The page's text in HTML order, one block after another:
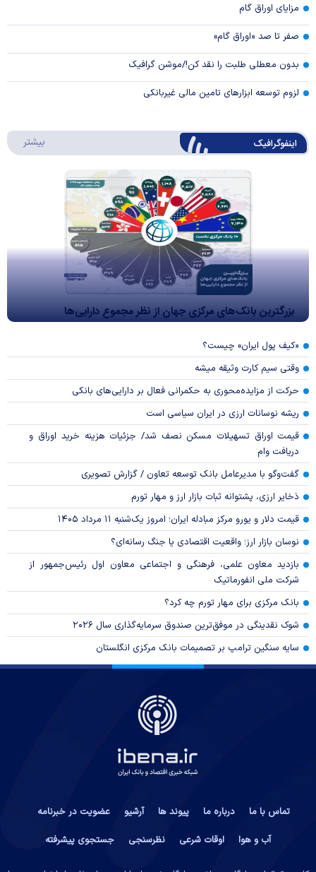
مزایای اوراق گام
صفر تا صد «اوراق گام»
بدون معطلی طلبت را نقد کن!/موشن گرافیک
لزوم توسعه ابزارهای تامین مالی غیربانکی
اینفوگرافیک بیشتر
بزرگترین بانک‌های مرکزی جهان از نظر مجموع دارایی‌ها
«کیف پول ایران» چیست؟
وقتی سیم کارت وثیقه میشه
حرکت از مزایده‌محوری به حکمرانی فعال بر دارایی‌های بانکی
ریشه نوسانات ارزی در ایران سیاسی است
قیمت اوراق تسهیلات مسکن نصف شد/ جزئیات هزینه خرید اوراق و
دریافت وام
گفت‌وگو با مدیرعامل بانک توسعه تعاون / گزارش تصویری
ذخایر ارزی، پشتوانه ثبات بازار ارز و مهار تورم
قیمت دلار و یورو مرکز مبادله ایران؛ امروز یک‌شنبه ۱۱ مرداد ۱۴۰۵
نوسان بازار ارز؛ واقعیت اقتصادی یا جنگ رسانه‌ای؟
بازدید معاون علمی، فرهنگی و اجتماعی معاون اول رئیس‌جمهور از
شرکت ملی انفورماتیک
بانک مرکزی برای مهار تورم چه کرد؟
شوک نقدینگی در موفق‌ترین صندوق سرمایه‌گذاری سال ۲۰۲۶
سایه سنگین ترامپ بر تصمیمات بانک مرکزی انگلستان
تماس با ما درباره ما پیوند ها آرشیو
عضویت در خبرنامه
آب و هوا
اوقات شرعی نظرسنجی جستجوی پیشرفته